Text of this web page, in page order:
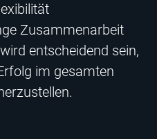
Zusammenarbeit
entscheidend sein,
im gesamten